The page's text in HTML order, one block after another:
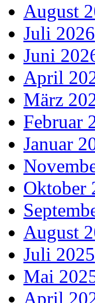
August
Juli 2026
Juni
April
März
Februar
Januar
Oktober
August
Juli 2025
Mai
April